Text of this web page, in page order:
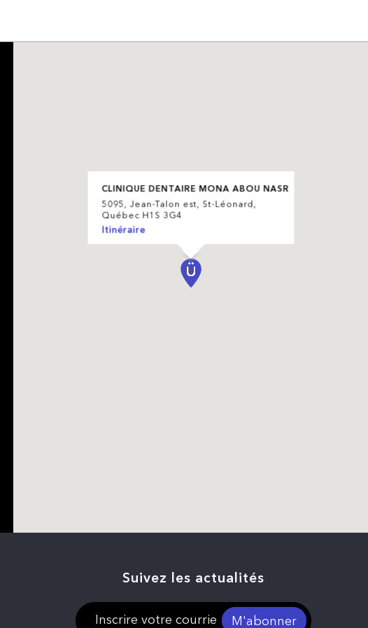
CLINIQUE DENTAIRE MONA ABOU NASR
5095, Jean-Talon est, St-Léonard,
Québec H1S 3G4
Itinéraire
Suivez les actualités
M'abonner